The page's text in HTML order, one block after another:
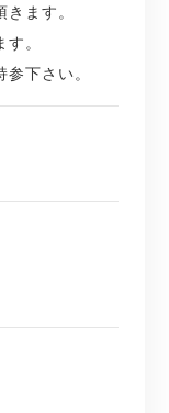
ます。
。
下さい。